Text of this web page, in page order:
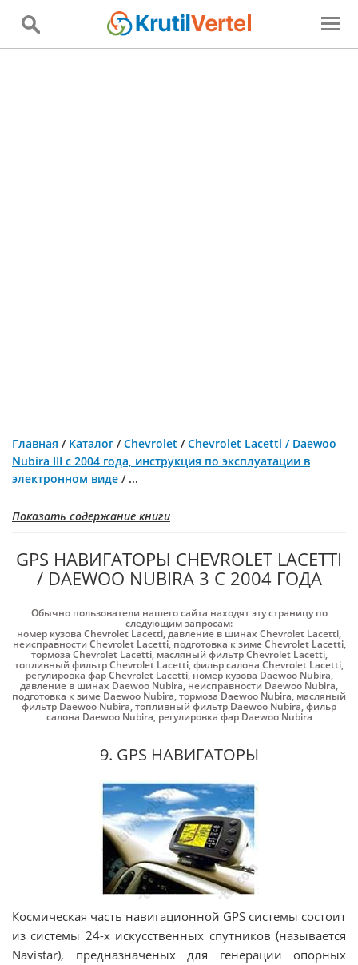
Главная / Каталог /Chevrolet /Chevrolet Lacetti / Daewoo
Nubira III с 2004 года, инструкция по эксплуатации в
электронном виде / ...
Показать содержание книги
GPS НАВИГАТОРЫ СHEVROLET LACETTI
/ DAEWOO NUBIRA 3 С 2004 ГОДА
Обычно пользователи нашего сайта находят эту страницу по
следующим запросам:
номер кузова Chevrolet Lacetti,давление в шинах Chevrolet Lacetti,
неисправности Chevrolet Lacetti, подготовка к зиме Chevrolet Lacetti,
тормоза Chevrolet Lacetti, масляный фильтр Chevrolet Lacetti,
топливный фильтр Chevrolet Lacetti,фильр салона Chevrolet Lacetti,
регулировка фар Chevrolet Lacetti, номер кузова Daewoo Nubira,
давление в шинах Daewoo Nubira, неисправности Daewoo Nubira,
подготовка к зиме Daewoo Nubira,тормоза Daewoo Nubira, масляный
фильтр Daewoo Nubira,топливный фильтр Daewoo Nubira,фильр
салона Daewoo Nubira, регулировка фар Daewoo Nubira
9. GPS НАВИГАТОРЫ
Космическая часть навигационной GPS системы состоит
из системы 24-х искусственных спутников (называется
Navistar), предназначеных для генерации опорных